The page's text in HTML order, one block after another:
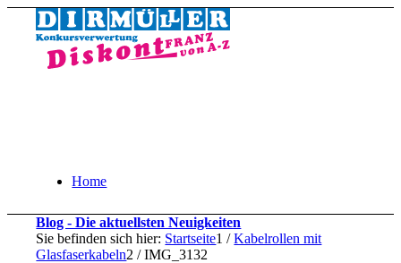
Home
Blog - Die aktuellsten Neuigkeiten
Sie befinden sich hier: Startseite1 / Kabelrollen mit
Glasfaserkabeln2 / IMG_3132